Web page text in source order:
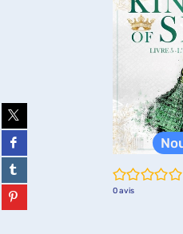
Partager
sur
twitter
(Nouvelle
fenêtre)
Partager
sur
facebook
(Nouvelle
fenêtre)
Partager
sur
tumblr
(Nouvelle
Partager
sur
/5
0avis